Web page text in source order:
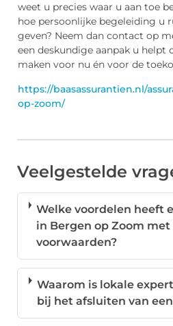
weet u precies waar u aan toe
hoe persoonlijke begeleiding u
geven? Neem dan contact op
een deskundige aanpak u helpt
maken voor nu én voor de
https://baasassurantien.nl/
op-zoom/
Veelgestelde
Welke voordelen heeft
in Bergen op Zoom
voorwaarden?
Waarom is lokale
bij het afsluiten van